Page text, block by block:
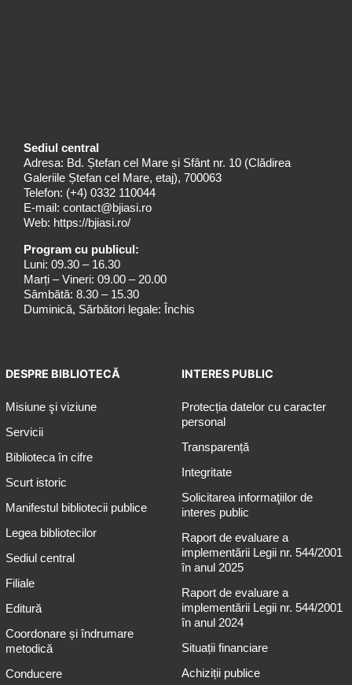
Sediul central
Adresa: Bd. Ștefan cel Mare și Sfânt nr. 10 (Clădirea
Galeriile Ștefan cel Mare, etaj), 700063
Telefon: (+4) 0332 110044
E-mail: contact@bjiasi.ro
Web: https://bjiasi.ro/
Program cu publicul:
Luni: 09.30 – 16.30
Marți – Vineri: 09.00 – 20.00
Sâmbătă: 8.30 – 15.30
Duminică, Sărbători legale: Închis
DESPRE BIBLIOTECĂ
Misiune şi viziune
Servicii
Biblioteca în cifre
Scurt istoric
Manifestul bibliotecii publice
Legea bibliotecilor
Sediul central
Filiale
Editură
Coordonare și îndrumare
metodică
Conducere
INTERES PUBLIC
Protecția datelor cu caracter
personal
Transparență
Integritate
Solicitarea informaţiilor de
interes public
Raport de evaluare a
implementării Legii nr. 544/2001
în anul 2025
Raport de evaluare a
implementării Legii nr. 544/2001
în anul 2024
Situații financiare
Achiziții publice